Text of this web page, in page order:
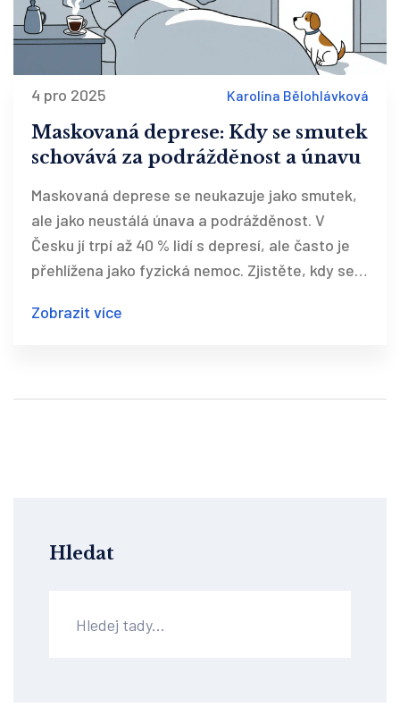
4 pro 2025 Karolína Bělohlávková
Maskovaná deprese: Kdy se smutek
schovává za podrážděnost a únavu
Maskovaná deprese se neukazuje jako smutek,
ale jako neustálá únava a podrážděnost. V
Česku jí trpí až 40 % lidí s depresí, ale často je
přehlížena jako fyzická nemoc. Zjistěte, kdy se
Zobrazit více
Hledat